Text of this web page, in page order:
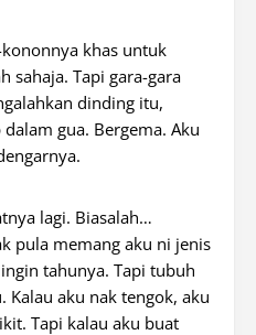
khas untuk
sahaja. Tapi gara-gara
dinding itu,
gua. Bergema. Aku
lagi. Biasalah…
pula memang aku ni jenis
tahunya. Tapi tubuh
Kalau aku nak tengok, aku
Tapi kalau aku buat